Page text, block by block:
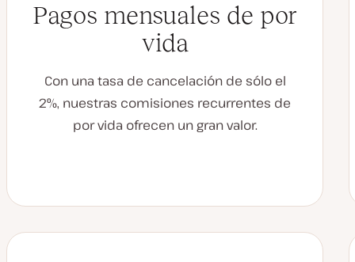
Pagos mensuales de por
vida
Con una tasa de cancelación de sólo el
2%, nuestras comisiones recurrentes de
por vida ofrecen un gran valor.